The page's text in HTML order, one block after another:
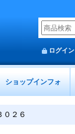
ログイン
ショップインフォ
２６